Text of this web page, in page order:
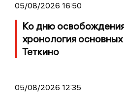
05/08/2026 16:50
Ко дню
хронология
Теткино
05/08/2026 12:35